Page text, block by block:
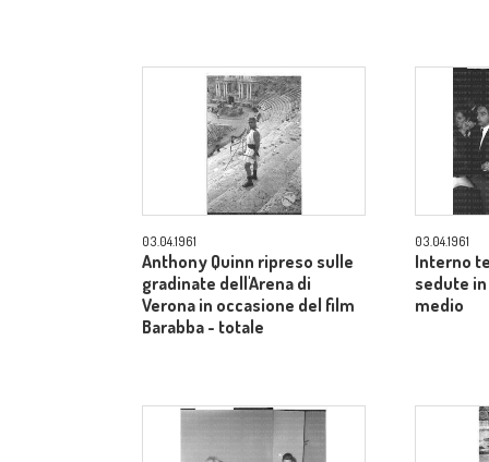
03.04.1961
Anthony Quinn ripreso sulle
gradinate dell'Arena di
Verona in occasione del film
Barabba - totale
03.04.1961
Interno
sedute
medio